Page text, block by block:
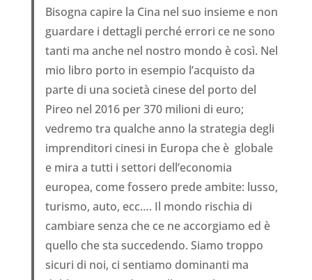
Bisogna capire la Cina nel suo insieme e non
guardare i dettagli perché errori ce ne sono
tanti ma anche nel nostro mondo è così. Nel
mio libro porto in esempio l’acquisto da
parte di una società cinese del porto del
Pireo nel 2016 per 370 milioni di euro;
vedremo tra qualche anno la strategia degli
imprenditori cinesi in Europa che è globale
e mira a tutti i settori dell’economia
europea, come fossero prede ambite: lusso,
turismo, auto, ecc…. Il mondo rischia di
cambiare senza che ce ne accorgiamo ed è
quello che sta succedendo. Siamo troppo
sicuri di noi, ci sentiamo dominanti ma